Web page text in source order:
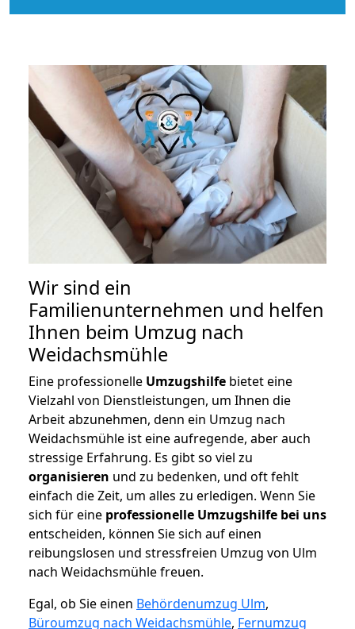
Wir sind ein
Familienunternehmen und helfen
Ihnen beim Umzug nach
Weidachsmühle
Eine professionelle Umzugshilfe bietet eine
Vielzahl von Dienstleistungen, um Ihnen die
Arbeit abzunehmen, denn ein Umzug nach
Weidachsmühle ist eine aufregende, aber auch
stressige Erfahrung. Es gibt so viel zu
organisieren und zu bedenken, und oft fehlt
einfach die Zeit, um alles zu erledigen. Wenn Sie
sich für eine professionelle Umzugshilfe bei uns
entscheiden, können Sie sich auf einen
reibungslosen und stressfreien Umzug von Ulm
nach Weidachsmühle freuen.
Egal, ob Sie einen Behördenumzug Ulm,
Büroumzug nach Weidachsmühle, Fernumzug